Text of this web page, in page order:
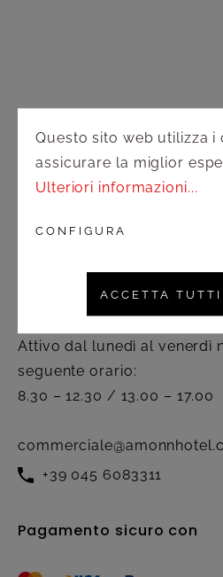
Assistenza
Spedizione e pagamento
Servizio clienti
Attivo dal lunedì al venerdì
seguente orario:
8.30 – 12.30 / 13.00 – 17.00
+39 045 6083311
Pagamento sicuro con
Questo sito web utilizza i
assicurare la miglior
Ulteriori informazioni...
CONFIGURA
ACCETTA